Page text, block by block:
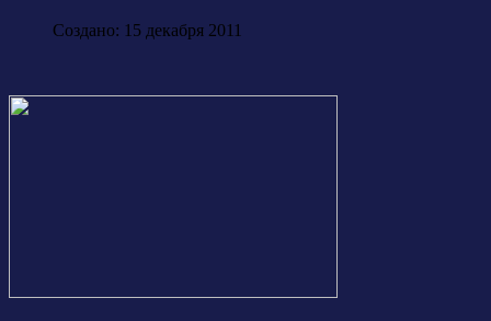
Создано: 15 декабря 2011